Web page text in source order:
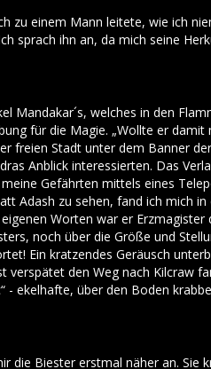
zu einem Mann leitete, wie ich
sprach ihn an, da mich seine
Mandakar´s, welches in den
für die Magie. „Wollte er
freien Stadt unter dem Banner
Anblick interessierten. Das
Gefährten mittels eines
Adash zu sehen, fand ich mich
Worten war er
noch über die Größe und
Ein kratzendes Geräusch
verspätet den Weg nach Kilcraw
- ekelhafte, über den Boden
die Biester erstmal näher an. Sie